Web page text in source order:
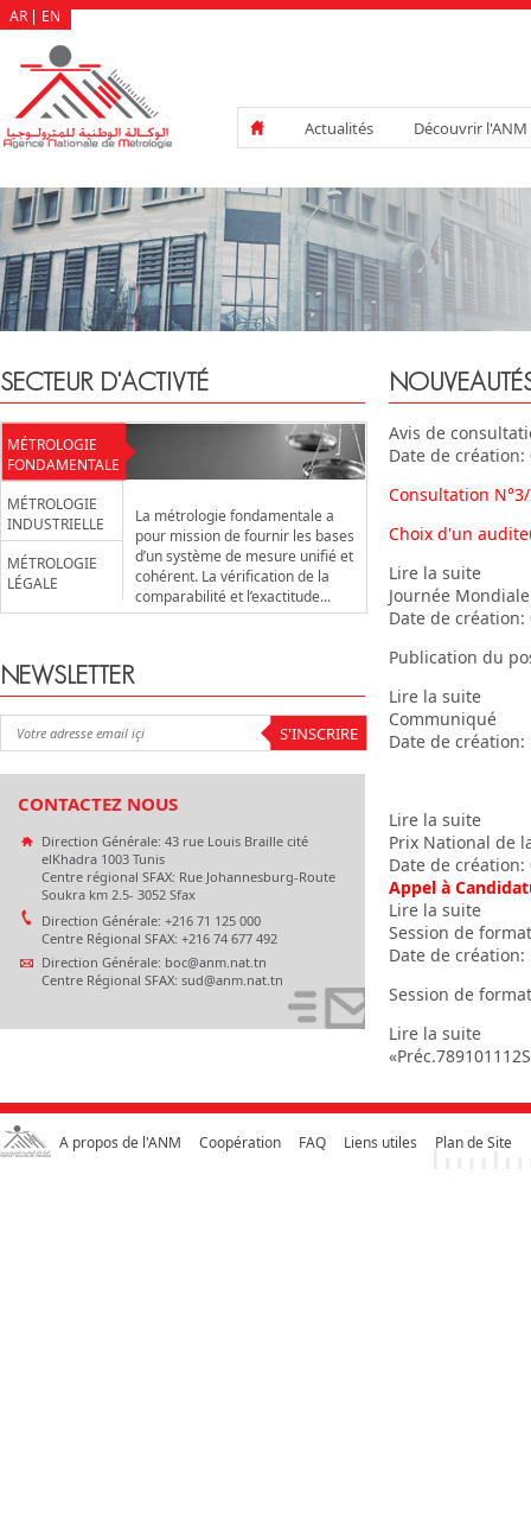
AR EN
Actualités Découvrir l'ANM
SECTEUR D'ACTIVTÉ
MÉTROLOGIE
FONDAMENTALE
MÉTROLOGIE
INDUSTRIELLE
MÉTROLOGIE
LÉGALE
La métrologie fondamentale a
pour mission de fournir les bases
d’un système de mesure unifié et
cohérent. La vérification de la
comparabilité et l’exactitude...
NEWSLETTER
CONTACTEZ NOUS
Direction Générale: 43 rue Louis Braille cité
elKhadra 1003 Tunis
Centre régional SFAX: Rue Johannesburg-Route
Soukra km 2.5- 3052 Sfax
Direction Générale: +216 71 125 000
Centre Régional SFAX: +216 74 677 492
Direction Générale: boc@anm.nat.tn
Centre Régional SFAX: sud@anm.nat.tn
Avis de
Date de création:
Consultation
Choix d'un
Lire la suite
Journée
Date de création:
Publication du
Lire la suite
Communiqué
Date de création:
Lire la suite
Prix National de
Date de création:
Appel à
Lire la suite
Session de
Date de création:
Session de
Lire la suite
«Préc.7891011 12
A propos de l'ANM Coopération FAQ Liens utiles Plan de Site